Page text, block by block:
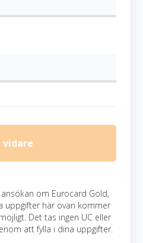
vidare
om Eurocard Gold,
uppgifter här ovan kommer
Det tas ingen UC eller
att fylla i dina uppgifter.